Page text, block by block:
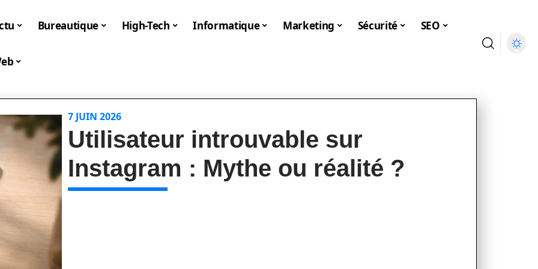
Bureautique High-Tech Informatique Marketing Sécurité SEO
7 JUIN 2026
Utilisateur introuvable sur
Instagram : Mythe ou réalité ?